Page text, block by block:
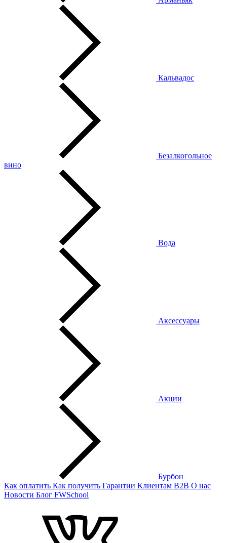
Кальвадос
Безалкогольное
вино
Вода
Аксессуары
Акции
Бурбон
Как оплатить Как получить Гарантии Клиентам B2B О нас
Новости Блог FWSchool